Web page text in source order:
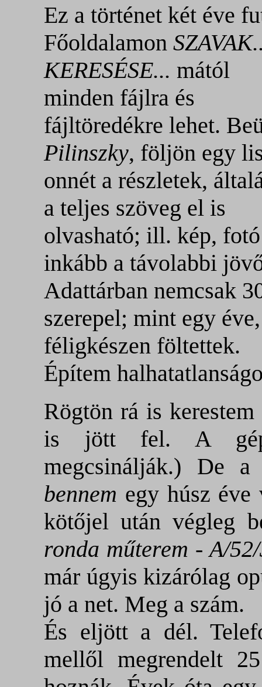
Ez a történet két éve
Főoldalamon
KERESÉSE... mától
minden fájlra és
fájltöredékre lehet.
Pilinszky, följön egy
onnét a részletek,
a teljes szöveg el is
olvasható; ill. kép,
inkább a távolabbi
Adattárban nemcsak
szerepel; mint egy
féligkészen föltettek.
Építem
Rögtön rá is
is jött fel. A
megcsinálják.) De
bennem egy húsz
kötőjel után végleg
ronda műterem - A/
már úgyis kizárólag
jó a net. Meg a szám.
És eljött a dél.
mellől megrendelt